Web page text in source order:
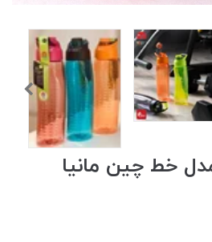
خط چین مانیا